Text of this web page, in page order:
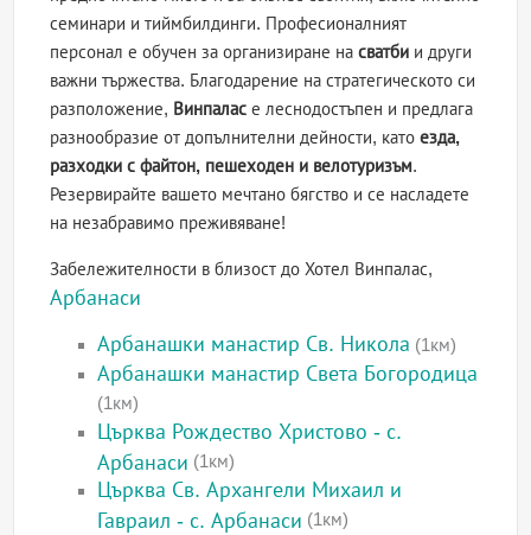
семинари и тиймбилдинги. Професионалният
персонал е обучен за организиране насватби и други
важни тържества. Благодарение на стратегическото си
разположение, Винпалас е леснодостъпен и предлага
разнообразие от допълнителни дейности, катоезда,
разходки с файтон, пешеходен и велотуризъм.
Резервирайте вашето мечтано бягство и се насладете
на незабравимо преживяване!
Забележителности в близост до Хотел Винпалас,
Арбанаси
Арбанашки манастир Св. Никола (1км)
Арбанашки манастир Света Богородица
(1км)
Църква Рождество Христово - с.
Арбанаси (1км)
Църква Св. Архангели Михаил и
Гавраил - с. Арбанаси (1км)